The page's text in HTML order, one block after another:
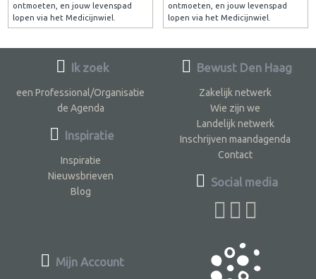
ontmoeten, en jouw levenspad
lopen via het Medicijnwiel.
ontmoeten, en jouw levenspad
lopen via het Medicijnwiel.
Ik zoek
een Professional/Organisatie
de Agenda
Inspiratie
Inspiratie
Nieuwsbrieven
Blog
Bewust Den Haag
Zakelijk netwerk
Wie zijn we
Landelijk netwerk
Inschrijven maandagenda
Contact
Social media
Mijn Account